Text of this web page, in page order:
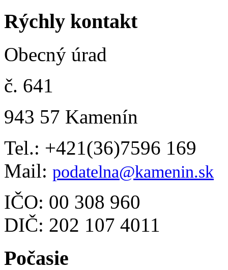
Rýchly kontakt
Obecný úrad
č. 641
943 57 Kamenín
Tel.: +421(36)7596 169
Mail: podatelna@kamenin.sk
IČO: 00 308 960
DIČ: 202 107 4011
Počasie